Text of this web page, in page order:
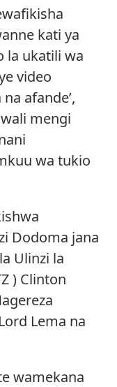
kati ya
la ukatili wa
video
afande’,
mengi
wa tukio
Dodoma jana
Ulinzi la
) Clinton
Lema na
wamekana